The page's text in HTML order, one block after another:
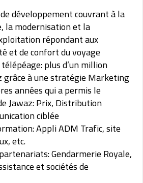
développement couvrant à la
la modernisation et la
répondant aux
et de confort du voyage
plus d’un million
grâce à une stratégie Marketing
années qui a permis le
Jawaz: Prix, Distribution
ciblée
Appli ADM Trafic, site
etc.
Gendarmerie Royale,
et sociétés de